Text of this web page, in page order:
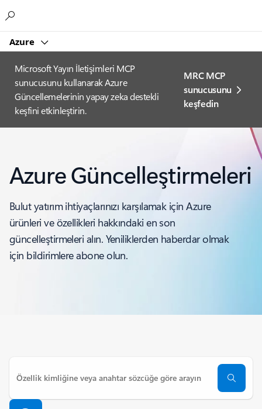
Azure
Microsoft Yayın İletişimleri MCP
sunucusunu kullanarak Azure
Güncellemelerinin yapay zeka destekli
keşfini etkinleştirin.
MRC MCP
sunucusunu
keşfedin
Azure Güncelleştirmeleri
Bulut yatırım ihtiyaçlarınızı karşılamak için Azure
ürünleri ve özellikleri hakkındaki en son
güncelleştirmeleri alın. Yeniliklerden haberdar olmak
için bildirimlere abone olun.